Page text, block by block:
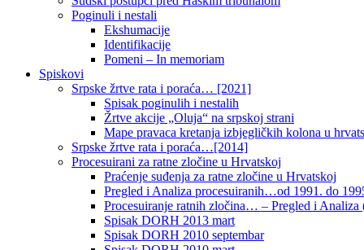
Poginuli i nestali
Ekshumacije
Identifikacije
Pomeni – In memoriam
Spiskovi
Srpske žrtve rata i poraća… [2021]
Spisak poginulih i nestalih
Žrtve akcije „Oluja“ na srpskoj strani
Mape pravaca kretanja izbjegličkih kolona u
Srpske žrtve rata i poraća…[2014]
Procesuirani za ratne zločine u Hrvatskoj
Praćenje suđenja za ratne zločine u Hrvatskoj
Pregled i Analiza procesuiranih…od 1991. do
Procesuiranje ratnih zločina… – Pregled i Analiza
Spisak DORH 2013 mart
Spisak DORH 2010 septembar